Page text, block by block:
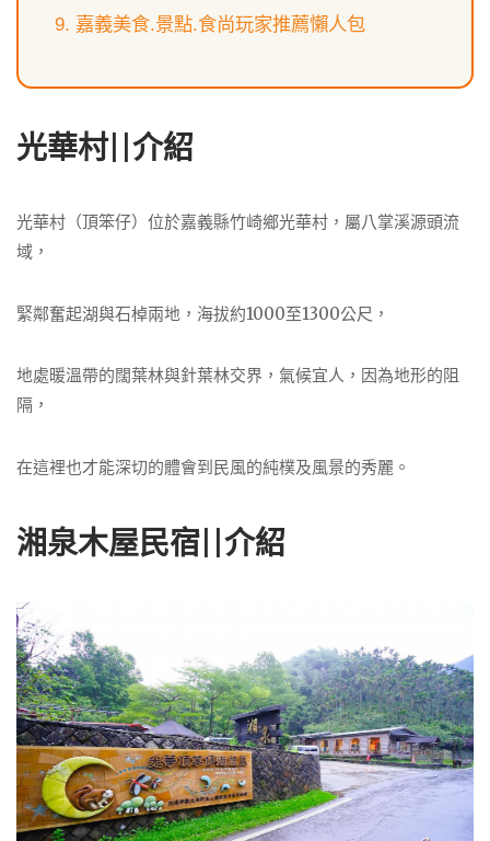
嘉義美食.景點.食尚玩家推薦懶人包
光華村||介紹
光華村（頂笨仔）位於嘉義縣竹崎鄉光華村，屬八掌溪源頭流
域，
緊鄰奮起湖與石棹兩地，海拔約1000至1300公尺，
地處暖溫帶的闊葉林與針葉林交界，氣候宜人，因為地形的阻
隔，
在這裡也才能深切的體會到民風的純樸及風景的秀麗。
湘泉木屋民宿||介紹